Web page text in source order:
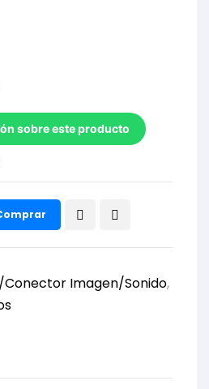
sobre este producto
Imagen/Sonido,